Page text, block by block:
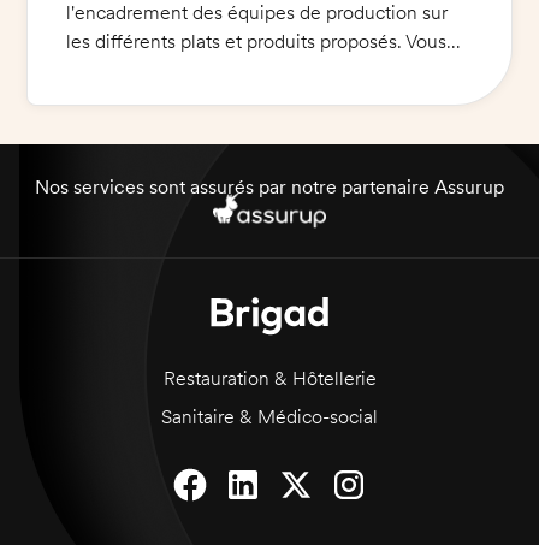
l'encadrement des équipes de production sur
les différents plats et produits proposés. Vous
recettes et normes de qualité de notre société.
satisfaction des clients.Vous devez avoir une
bonne connaissance des bases culinaires et
travailler en étroite collaboration avec l'équipe
de cuisine et le personnel de salle.
Nos services sont assurés par notre partenaire Assurup
Restauration & Hôtellerie
Sanitaire & Médico-social